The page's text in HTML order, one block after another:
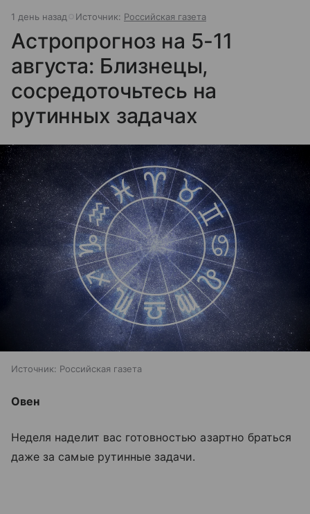
1 день назад Источник: Российская газета
Астропрогноз на 5-11
августа: Близнецы,
сосредоточьтесь на
рутинных задачах
Источник: Российская газета
Овен
Неделя наделит вас готовностью азартно браться
даже за самые рутинные задачи.